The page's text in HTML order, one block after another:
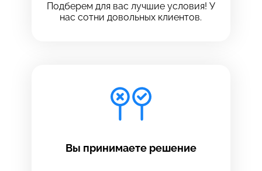
Подберем для вас лучшие условия! У
нас сотни довольных клиентов.
Вы принимаете решение